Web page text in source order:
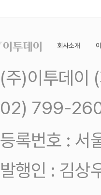
회사소개
(주)이투데이
02) 799-
등록번호 :
발행인 : 김상